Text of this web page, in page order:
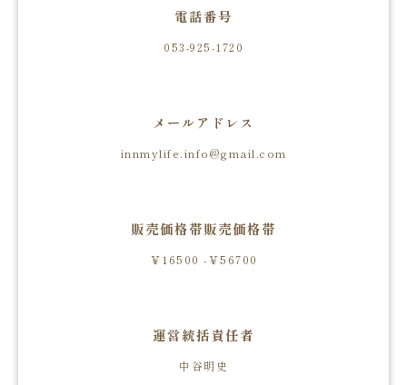
電話番号
053-925-1720
メールアドレス
innmylife.info@gmail.com
販売価格帯販売価格帯
￥16500 -￥56700
運営統括責任者
中谷明史